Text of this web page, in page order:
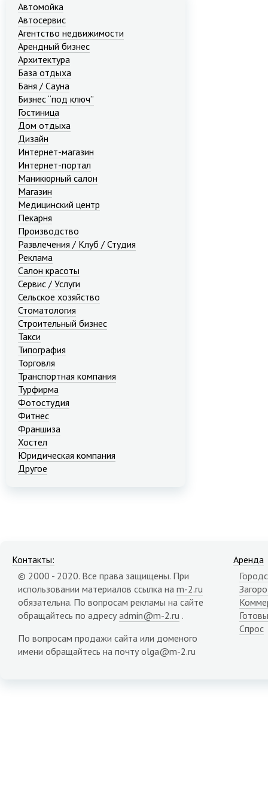
Автомойка
Автосервис
Агентство недвижимости
Арендный бизнес
Архитектура
База отдыха
Баня / Сауна
Бизнес “под ключ”
Гостиница
Дом отдыха
Дизайн
Интернет-магазин
Интернет-портал
Маникюрный салон
Магазин
Медицинский центр
Пекарня
Производство
Развлечения / Клуб / Студия
Реклама
Салон красоты
Сервис / Услуги
Сельское хозяйство
Стоматология
Строительный бизнес
Такси
Типография
Торговля
Транспортная компания
Турфирма
Фотостудия
Фитнес
Франшиза
Хостел
Юридическая компания
Другое
Контакты:
© 2000 - 2020. Все права защищены. При
использовании материалов ссылка на m-2.ru
обязательна. По вопросам рекламы на сайте
обращайтесь по адресу admin@m-2.ru .
По вопросам продажи сайта или доменого
имени обращайтесь на почту olga@m-2.ru
Аренда
Спрос